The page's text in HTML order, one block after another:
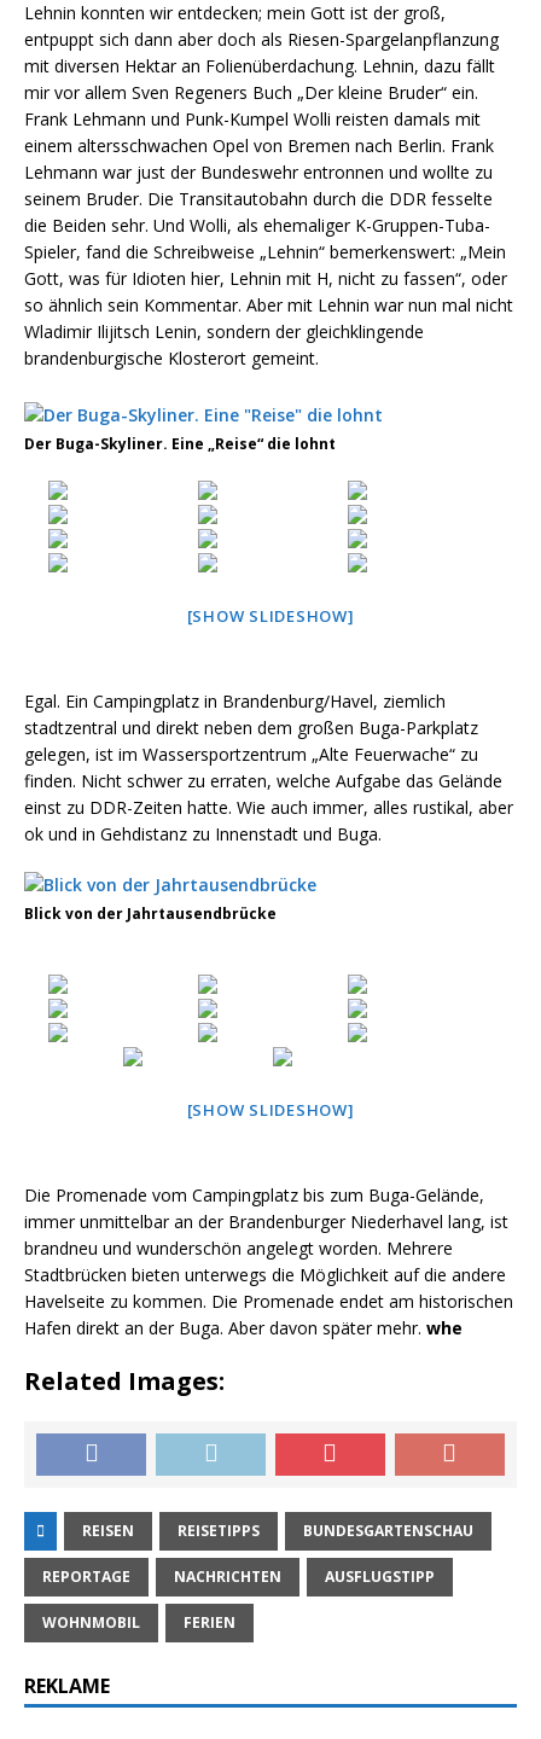
Lehnin konnten wir entdecken; mein Gott ist der groß,
entpuppt sich dann aber doch als Riesen-Spargelanpflanzung
mit diversen Hektar an Folienüberdachung. Lehnin, dazu fällt
mir vor allem Sven Regeners Buch „Der kleine Bruder“ ein.
Frank Lehmann und Punk-Kumpel Wolli reisten damals mit
einem altersschwachen Opel von Bremen nach Berlin. Frank
Lehmann war just der Bundeswehr entronnen und wollte zu
seinem Bruder. Die Transitautobahn durch die DDR fesselte
die Beiden sehr. Und Wolli, als ehemaliger K-Gruppen-Tuba-
Spieler, fand die Schreibweise „Lehnin“ bemerkenswert: „Mein
Gott, was für Idioten hier, Lehnin mit H, nicht zu fassen“, oder
so ähnlich sein Kommentar. Aber mit Lehnin war nun mal nicht
Wladimir Ilijitsch Lenin, sondern der gleichklingende
brandenburgische Klosterort gemeint.
Der Buga-Skyliner. Eine „Reise“ die lohnt
[SHOW SLIDESHOW]
Egal. Ein Campingplatz in Brandenburg/Havel, ziemlich
stadtzentral und direkt neben dem großen Buga-Parkplatz
gelegen, ist im Wassersportzentrum „Alte Feuerwache“ zu
finden. Nicht schwer zu erraten, welche Aufgabe das Gelände
einst zu DDR-Zeiten hatte. Wie auch immer, alles rustikal, aber
ok und in Gehdistanz zu Innenstadt und Buga.
Blick von der Jahrtausendbrücke
[SHOW SLIDESHOW]
Die Promenade vom Campingplatz bis zum Buga-Gelände,
immer unmittelbar an der Brandenburger Niederhavel lang, ist
brandneu und wunderschön angelegt worden. Mehrere
Stadtbrücken bieten unterwegs die Möglichkeit auf die andere
Havelseite zu kommen. Die Promenade endet am historischen
Hafen direkt an der Buga. Aber davon später mehr. whe
Related Images:
REISEN REISETIPPS BUNDESGARTENSCHAU
REPORTAGE NACHRICHTEN AUSFLUGSTIPP
WOHNMOBIL FERIEN
REKLAME